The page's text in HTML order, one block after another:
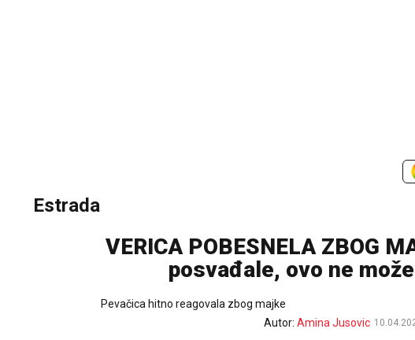
Estrada
VERICA POBESNELA ZBOG
posvađale, ovo ne
Pevačica hitno reagovala zbog majke
Autor: Amina Jusovic